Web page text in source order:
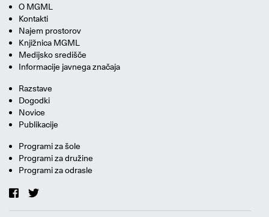
O MGML
Kontakti
Najem prostorov
Knjižnica MGML
Medijsko središče
Informacije javnega značaja
Razstave
Dogodki
Novice
Publikacije
Programi za šole
Programi za družine
Programi za odrasle